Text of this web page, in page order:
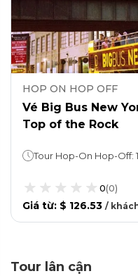
HOP ON HOP OFF
Vé Big Bus New
Top of the Rock
0(0)
Giá từ: $ 126.53 /
Tour lân cận